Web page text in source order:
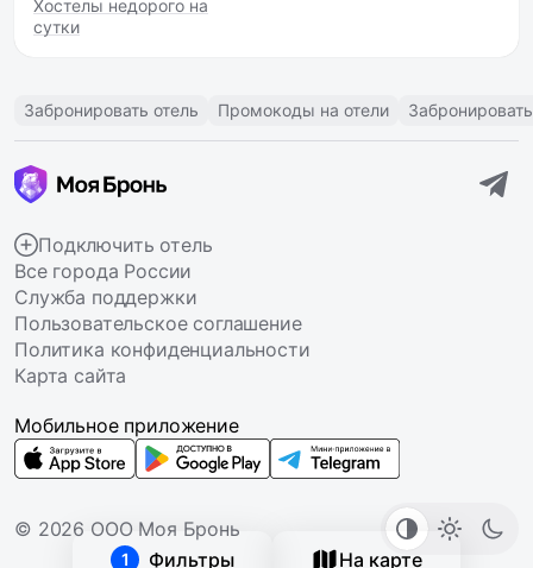
1 Фильтры На карте
Хостелы недорого на
сутки
Забронировать отель Промокоды на отели
Подключить отель
Все города России
Служба поддержки
Пользовательское соглашение
Политика конфиденциальности
Карта сайта
© 2026 ООО Моя Бронь
Мобильное приложение